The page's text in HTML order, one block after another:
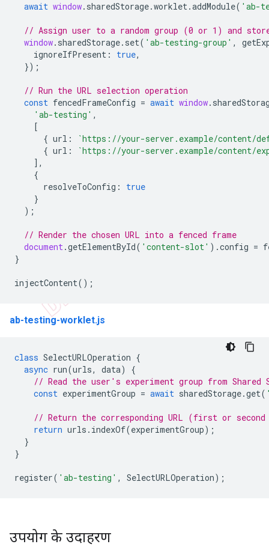
await window. sharedStorage.worklet .addModule( 'ab-
// Assign user to a random group (0 or 1) and
window. sharedStorage. set( 'ab-testing-group' ,
ignoreIfPresent : true,
});
// Run the URL selection operation
const fencedFrameConfig = await window.
'ab-testing' ,
[
{ url :
`https://your-server.example/content/
{ url :
`https://your-server.example/content/
],
{
resolveToConfig :
true
}
);
// Render the chosen URL into a fenced frame
document .getElementById( 'content-slot' ).config =
}
injectContent();
ab-testing-worklet.js
class SelectURLOperation {
async run(urls, data)
{
// Read the user's experiment group from Shared
const experimentGroup = await sharedStorage.get(
// Return the corresponding URL (first or
return urls . indexOf(experimentGroup);
}
}
register( 'ab-testing' , SelectURLOperation);
उपयोग के उदाहरण